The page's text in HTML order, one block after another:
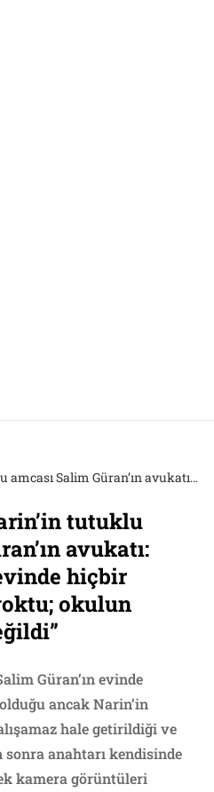
ÖZEL HABER | Narin’in tutuklu amcası Salim Güran’ın avukatı: “Müvekkilimin evinde hiçbir zaman kamera yoktu; okulun anahtarı onda değildi”
tutuklu
avukatı:
hiçbir
okulun
Güran’ın evinde
ancak Narin’in
hale getirildiği ve
anahtarı kendisinde
kamera görüntüleri